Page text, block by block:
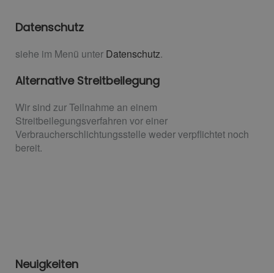
Datenschutz
siehe im Menü unter Datenschutz.
Alternative Streitbeilegung
Wir sind zur Teilnahme an einem
Streitbeilegungsverfahren vor einer
Verbraucherschlichtungsstelle weder verpflichtet noch
bereit.
Neuigkeiten